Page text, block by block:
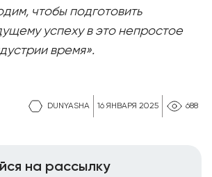
DUNYASHA 16 ЯНВАРЯ 2025 688
чтобы подготовить
успеху в это непростое
время».
на рассылку